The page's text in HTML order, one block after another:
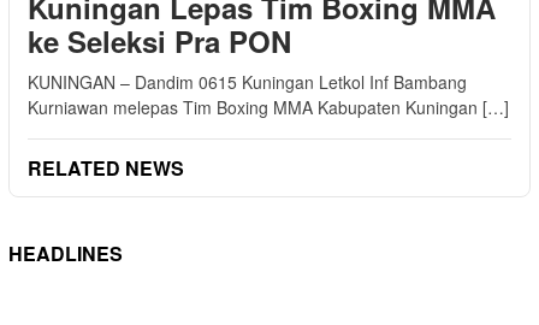
ke Seleksi Pra PON
KUNINGAN – Dandim 0615 Kuningan Letkol Inf Bambang
Kurniawan melepas Tim Boxing MMA Kabupaten Kuningan […]
RELATED NEWS
HEADLINES